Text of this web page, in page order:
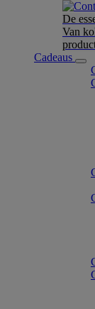
De
Van
Cadeaus